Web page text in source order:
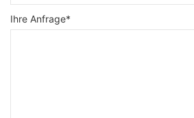
Ihre Anfrage*